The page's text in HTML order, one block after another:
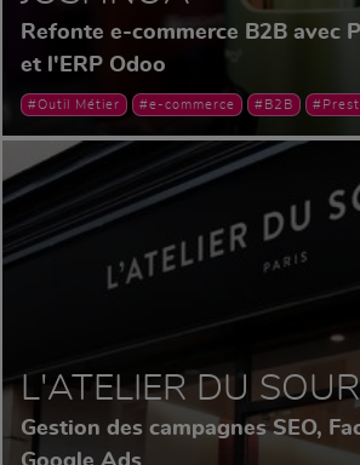
Refonte e-commerce B2B avec
et l'ERP Odoo
#Outil Métier #e-commerce #B2B
L'ATELIER DU
Gestion des campagnes SEO,